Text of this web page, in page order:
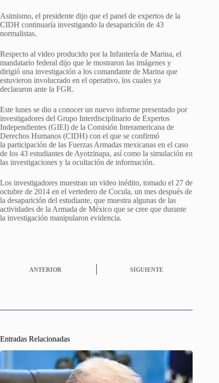
Asimismo, el presidente dijo que el panel de expertos de la
CIDH continuaría investigando la desaparición de 43
normalistas.
Respecto al video producido por la Infantería de Marina, el
mandatario federal dijo que le mostraron las imágenes y
dirigió una investigación a los comandante de Marina que
estuvieron involucrado en el operativo, los cuales ya
declararon ante la FGR.
Este lunes se dio a conocer un nuevo informe presentado por
investigadores del Grupo Interdisciplinario de Expertos
Independientes (GIEI) de la Comisión Interamericana de
Derechos Humanos (CIDH) con el que se confirmó
la participación de las Fuerzas Armadas mexicanas en el caso
de los 43 estudiantes de Ayotzinapa, así como la simulación en
las investigaciones y la ocultación de información.
Los investigadores muestran un video inédito, tomado el 27 de
octubre de 2014 en el vertedero de Cocula, un mes después de
la desaparición del estudiante, que muestra algunas de las
actividades de la Armada de México que se cree que durante
la investigación manipularon evidencia.
ANTERIOR SIGUIENTE
Entradas Relacionadas